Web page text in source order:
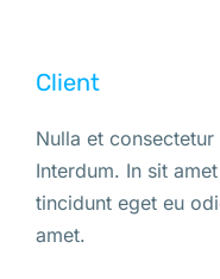
Client
Nulla et
Interdum. In sit
tincidunt eget eu
amet.